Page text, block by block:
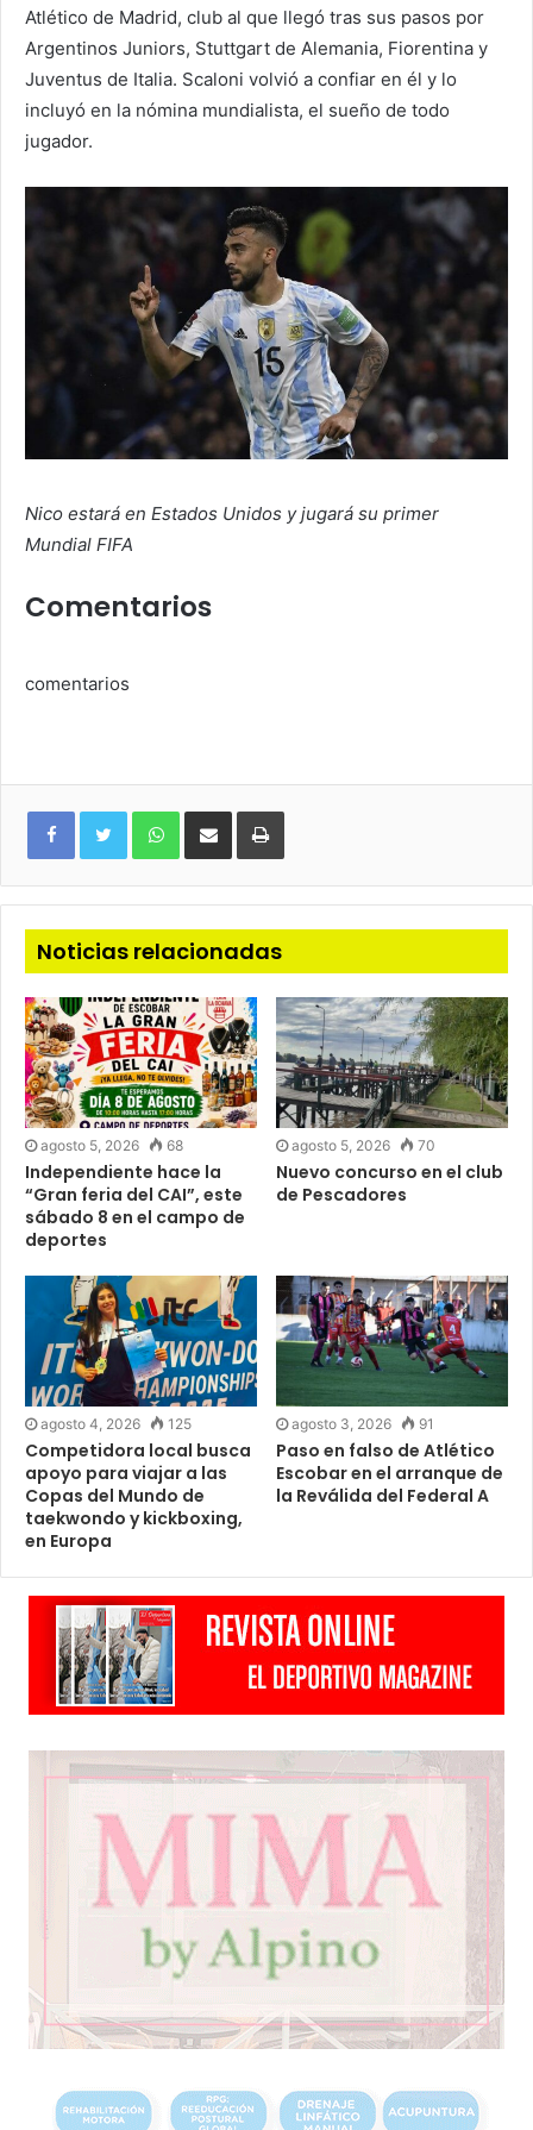
Atlético de Madrid, club al que llegó tras sus pasos por
Argentinos Juniors, Stuttgart de Alemania, Fiorentina y
Juventus de Italia. Scaloni volvió a confiar en él y lo
incluyó en la nómina mundialista, el sueño de todo
jugador.
Nico estará en Estados Unidos y jugará su primer
Mundial FIFA
Comentarios
comentarios
WhatsAppCompartirImprimir
Noticias relacionadas
agosto 5, 2026 68
Independiente hace la
“Gran feria del CAI”, este
sábado 8 en el campo de
deportes
agosto 5, 2026 70
Nuevo concurso en el club
de Pescadores
agosto 4, 2026 125
Competidora local busca
apoyo para viajar a las
Copas del Mundo de
taekwondo y kickboxing,
en Europa
agosto 3, 2026 91
Paso en falso de Atlético
Escobar en el arranque de
la Reválida del Federal A